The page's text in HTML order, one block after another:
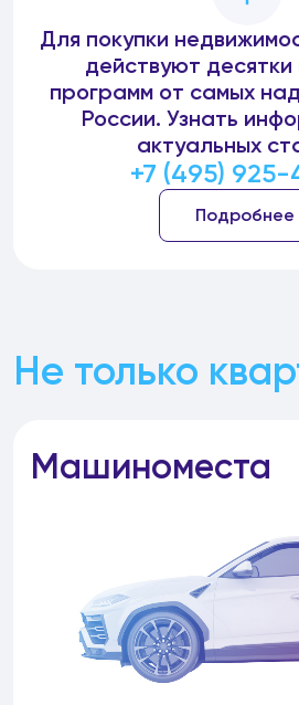
Для покупки
действуют десятки
программ от самых
России. Узнать
актуальных
+7 (495)
Подробнее
Не только
Машиноместа